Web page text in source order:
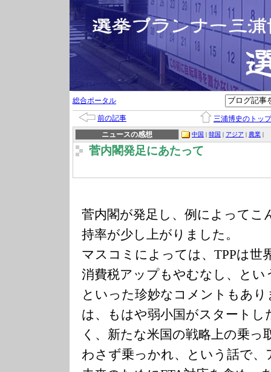
総合ポータル
前の記事
三浦博史のトップ
ニュースの感想
中国 | 韓国 | アジア | 農業 |
菅内閣発足にあたって
菅内閣が発足し、例によってこ
持率が少し上がりました。
マスコミによっては、TPPは世
消費税アップもやむなし、とい
といった珍妙なコメントもあり
は、もはや弱小国がスタートし
く、新たな米国の戦略上の乗っ
わさず乗っかれ、という話で、